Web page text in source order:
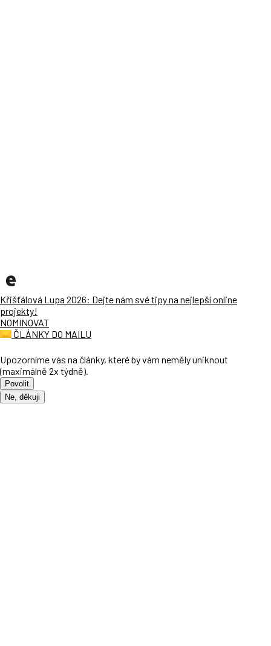
Křišťálová Lupa 2026: Dejte nám své tipy na nejlepší online
projekty!
NOMINOVAT
ČLÁNKY DO MAILU
Upozorníme vás na články, které by vám neměly uniknout
(maximálně 2x týdně).
Povolit
Ne, děkuji